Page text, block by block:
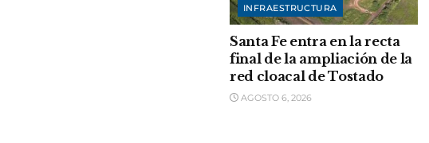
INFRAESTRUCTURA
Santa Fe entra en la recta
final de la ampliación de la
red cloacal de Tostado
AGOSTO 6, 2026